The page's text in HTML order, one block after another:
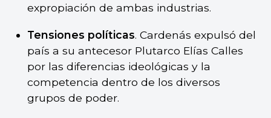
expropiación de ambas industrias.
Tensiones políticas. Cardenás expulsó del
país a su antecesor Plutarco Elías Calles
por las diferencias ideológicas y la
competencia dentro de los diversos
grupos de poder.